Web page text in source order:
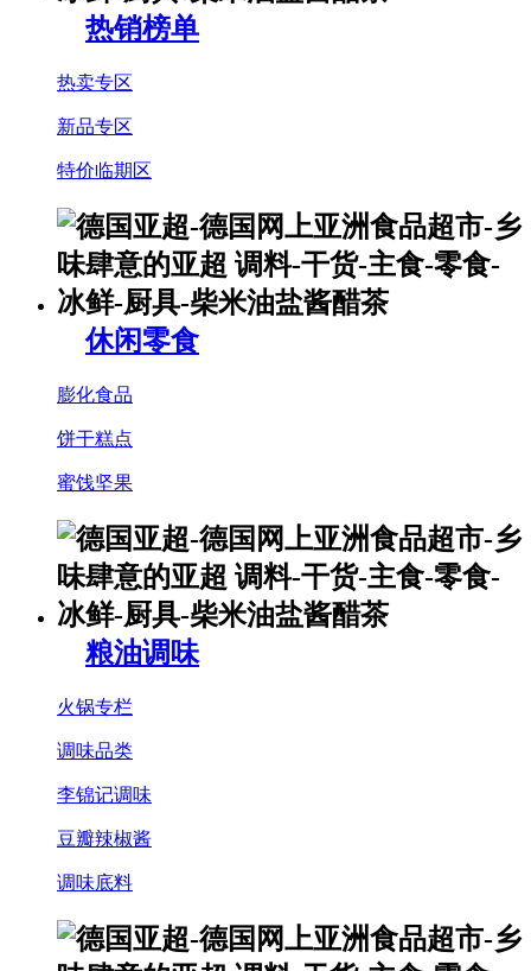
热销榜单
热卖专区
新品专区
特价临期区
休闲零食
膨化食品
饼干糕点
蜜饯坚果
粮油调味
火锅专栏
调味品类
李锦记调味
豆瓣辣椒酱
调味底料